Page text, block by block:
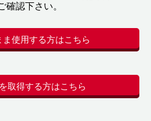
確認下さい。
使用する方はこちら
取得する方はこちら